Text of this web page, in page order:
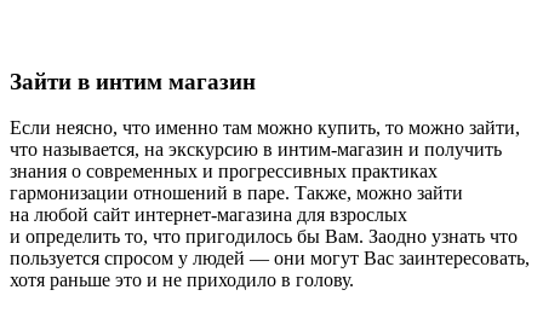
Зайти в интим магазин
Если неясно, что именно там можно купить, то можно зайти,
что называется, на экскурсию в интим-магазин и получить
знания о современных и прогрессивных практиках
гармонизации отношений в паре. Также, можно зайти
на любой сайт интернет-магазина для взрослых
и определить то, что пригодилось бы Вам. Заодно узнать что
пользуется спросом у людей — они могут Вас заинтересовать,
хотя раньше это и не приходило в голову.